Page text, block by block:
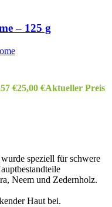
– 125 g
€25,00 €Aktueller Preis
speziell für schwere
Neem und Zedernholz.
Haut bei.